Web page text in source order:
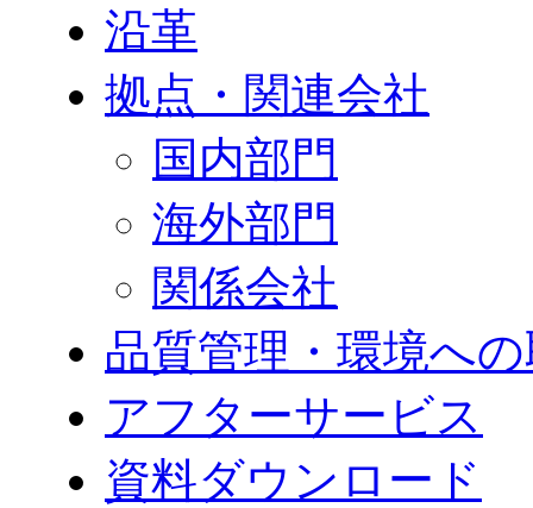
沿革
拠点・関連会社
国内部門
海外部門
関係会社
品質管理・環境へ
アフターサービス
資料ダウンロード